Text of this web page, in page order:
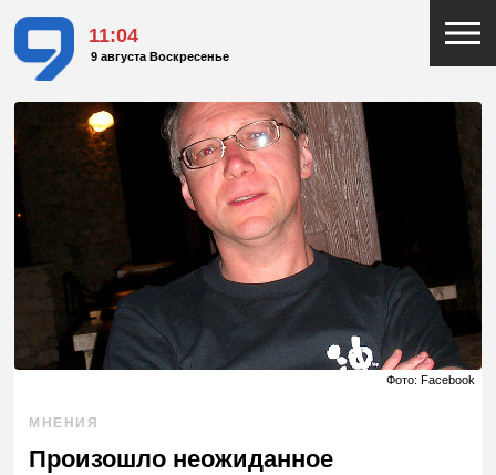
11:04
9 августа Воскресенье
Фото: Facebook
МНЕНИЯ
Произошло неожиданное